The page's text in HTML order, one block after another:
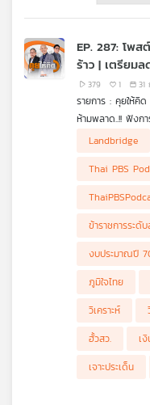
เพล
สต์
EP. 287: โพ
ร้าว | เตรียม
อำนาจ กมธ. ง
379 1 31
รายการ : คุยให้คิด
ห้ามพลาด..!! ฟังกา
ข่าวร้อน
อายุน้อย
• "ฮั้วเลือก สว.-โ
คลอนภาพลักษณ์รั
• อนุทินโพสต์ภา
• "รองนายกฯ ป
• Landbridge ทำ
• รัฐบาลภูมิใจไท
• "ฮั้วเลือก สว."
Landbridge
Thai PBS
ข้าราชการระดั
งบประมาณปี
ภูมิใจไทย
วิเคราะห์
ฮั้วสว.
เ
เจาะประเด็น